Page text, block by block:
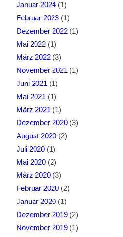
Januar 2024(1)
Februar 2023(1)
Dezember 2022(1)
Mai 2022(1)
März 2022(3)
November 2021 (1)
Juni 2021 (1)
Mai 2021 (1)
März 2021 (1)
Dezember 2020(3)
August 2020(2)
Juli 2020(1)
Mai 2020(2)
März 2020(3)
Februar 2020(2)
Januar 2020(1)
Dezember 2019(2)
November 2019(1)